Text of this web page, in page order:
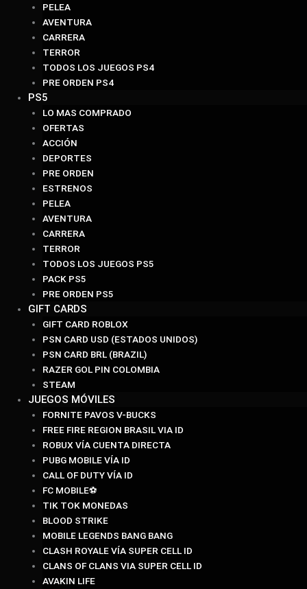
PELEA
AVENTURA
CARRERA
TERROR
TODOS LOS JUEGOS PS4
PRE ORDEN PS4
PS5
LO MAS COMPRADO
OFERTAS
ACCIÓN
DEPORTES
PRE ORDEN
ESTRENOS
PELEA
AVENTURA
CARRERA
TERROR
TODOS LOS JUEGOS PS5
PACK PS5
PRE ORDEN PS5
GIFT CARDS
GIFT CARD ROBLOX
PSN CARD USD (ESTADOS UNIDOS)
PSN CARD BRL (BRAZIL)
RAZER GOL PIN COLOMBIA
STEAM
JUEGOS MÓVILES
FORNITE PAVOS V-BUCKS
FREE FIRE REGION BRASIL VIA ID
ROBUX VÍA CUENTA DIRECTA
PUBG MOBILE VÍA ID
CALL OF DUTY VÍA ID
FC MOBILE⚽
TIK TOK MONEDAS
BLOOD STRIKE
MOBILE LEGENDS BANG BANG
CLASH ROYALE VÍA SUPER CELL ID
CLANS OF CLANS VIA SUPER CELL ID
AVAKIN LIFE